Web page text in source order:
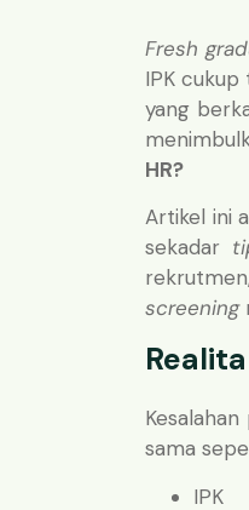
Fresh
IPK cukup
yang
HR?
Artikel ini
sekadar
screening
sama
IPK